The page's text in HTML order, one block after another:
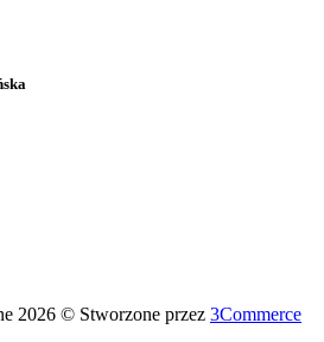
2026 © Stworzone przez 3Commerce